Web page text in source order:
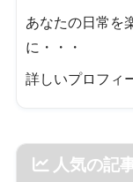
あなたの日常を
に・・・
詳しいプロフィ
人気の記